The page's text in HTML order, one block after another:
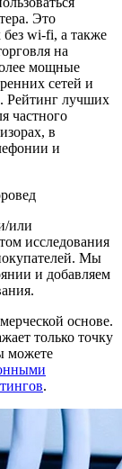
Это
wi-fi, а также
на
мощные
сетей и
Рейтинг лучших
частного
в
и
или
исследования
Мы
и добавляем
основе.
только точку
можете
.